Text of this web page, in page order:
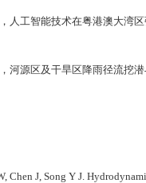
人工智能技术在粤港澳大湾
河源区及干旱区降雨径流挖潜
Chen J, Song Y J.